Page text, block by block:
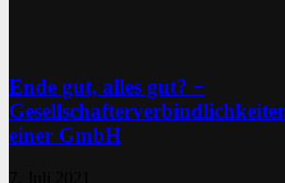
Ende gut, alles gut? −
einer GmbH